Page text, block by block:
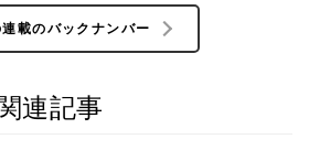
連載のバックナンバー
連記事